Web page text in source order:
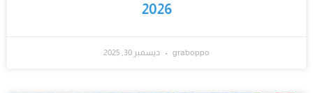
2026
graboppo ديسمبر 30, 2025